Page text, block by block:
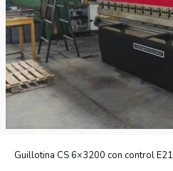
Guillotina CS 6×3200 con control E21